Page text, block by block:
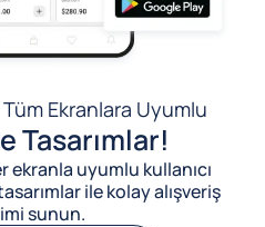
Ekranlara Uyumlu
Tasarımlar!
ekranla uyumlu kullanıcı
ile kolay alışveriş
sunun.